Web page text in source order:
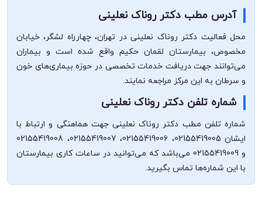
آدرس مطب دکتر روناک نعلینی
محل فعالیت دکتر روناک نعلینی در تهران، چهارراه لشگر، خیابان
مخصوص، بیمارستان لقمان حکیم واقع شده است و بیماران
می‌توانند جهت دریافت خدمات تخصصی در حوزه بیماری‌های خون
و سرطان به این مرکز مراجعه نمایند.
شماره تلفن دکتر روناک نعلینی
شماره تلفن مطب دکتر روناک نعلینی جهت هماهنگی و ارتباط با
ایشان 02155419005، 02155419006، 02155419007، 02155419008
و 02155419009 می‌باشد که می‌توانید در ساعات کاری بیمارستان
با این شماره‌ها تماس بگیرید.